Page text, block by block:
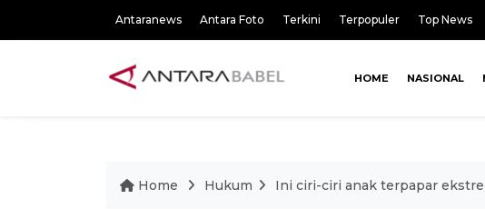
Antaranews Antara Foto Terkini Terpopuler Top News
HOME NASIONAL
Home Hukum Ini ciri-ciri anak terpapar